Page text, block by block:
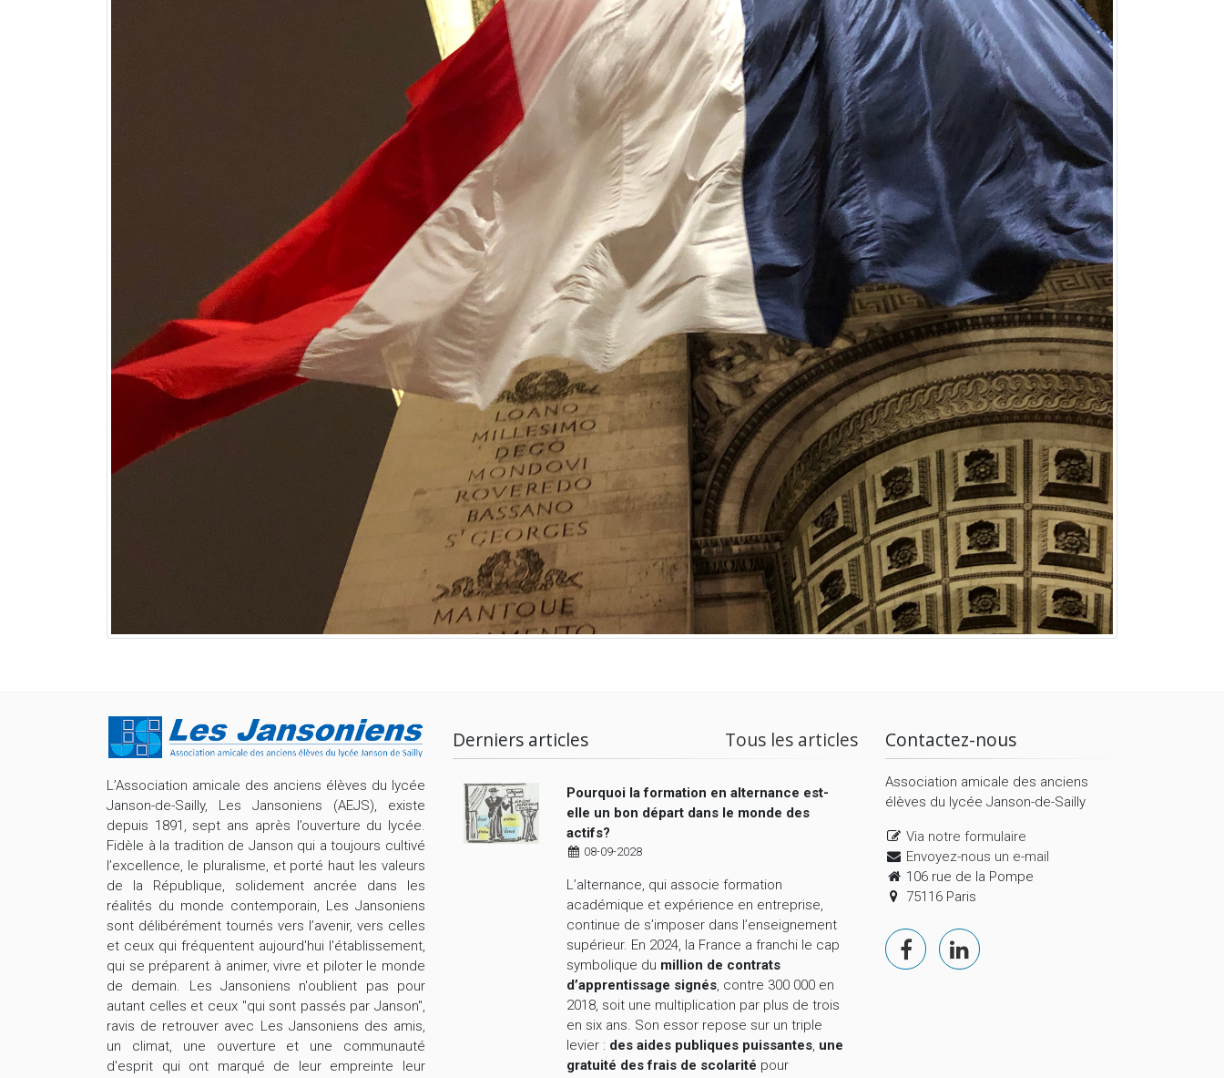
L’Association amicale des anciens élèves du lycée
Janson-de-Sailly, Les Jansoniens (AEJS), existe
depuis 1891, sept ans après l’ouverture du lycée.
Fidèle à la tradition de Janson qui a toujours cultivé
l’excellence, le pluralisme, et porté haut les valeurs
de la République, solidement ancrée dans les
réalités du monde contemporain, Les Jansoniens
sont délibérément tournés vers l’avenir, vers celles
et ceux qui fréquentent aujourd'hui l'établissement,
qui se préparent à animer, vivre et piloter le monde
de demain. Les Jansoniens n'oublient pas pour
autant celles et ceux "qui sont passés par Janson",
ravis de retrouver avec Les Jansoniens des amis,
un climat, une ouverture et une communauté
d'esprit qui ont marqué de leur empreinte leur
Derniers articles Tous les articles
Pourquoi la formation en alternance est-
elle un bon départ dans le monde des
actifs?
08-09-2028
L’alternance, qui associe formation
académique et expérience en entreprise,
continue de s’imposer dans l’enseignement
supérieur. En 2024, la France a franchi le cap
symbolique du million de contrats
d’apprentissage signés, contre 300 000 en
2018, soit une multiplication par plus de trois
en six ans. Son essor repose sur un triple
levier : des aides publiques puissantes, une
gratuité des frais de scolarité pour
Contactez-nous
Association amicale des anciens
élèves du lycée Janson-de-Sailly
Via notre formulaire
Envoyez-nous un e-mail
106 rue de la Pompe
75116 Paris